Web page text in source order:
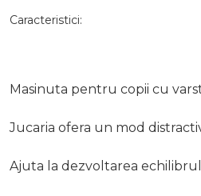
Caracteristici:
Masinuta pentru copii cu
Jucaria ofera un mod
Ajuta la dezvoltarea